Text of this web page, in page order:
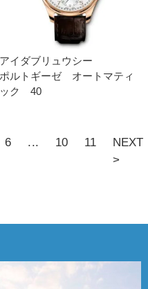
アイダブリュウシー
ポルトギーゼ オートマティ
ック 40
6 ... 10 11
NEXT
>